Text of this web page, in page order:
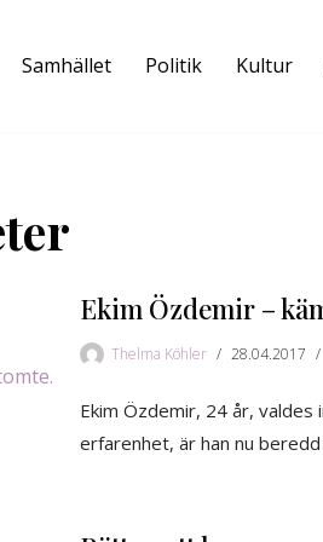
Samhället Politik Kultur
Ekim Özdemir –
Thelma Köhler 28.04.2017
Ekim Özdemir, 24 år,
erfarenhet, är han nu